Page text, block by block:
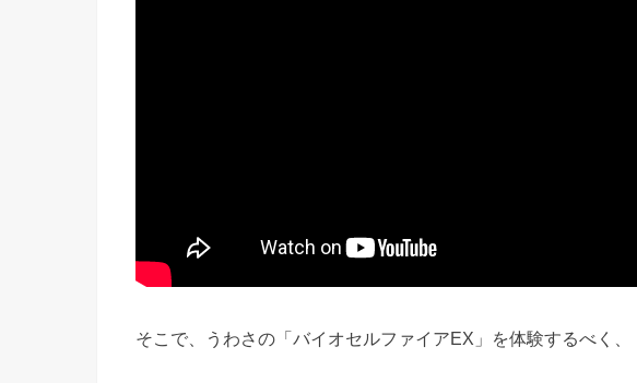
そこで、うわさの「バイオセルファイアEX 」を体験するべく、